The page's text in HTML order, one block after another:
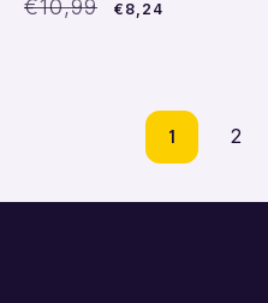
In den Warenkorb
Preis
€10,99 €8,24
1 2